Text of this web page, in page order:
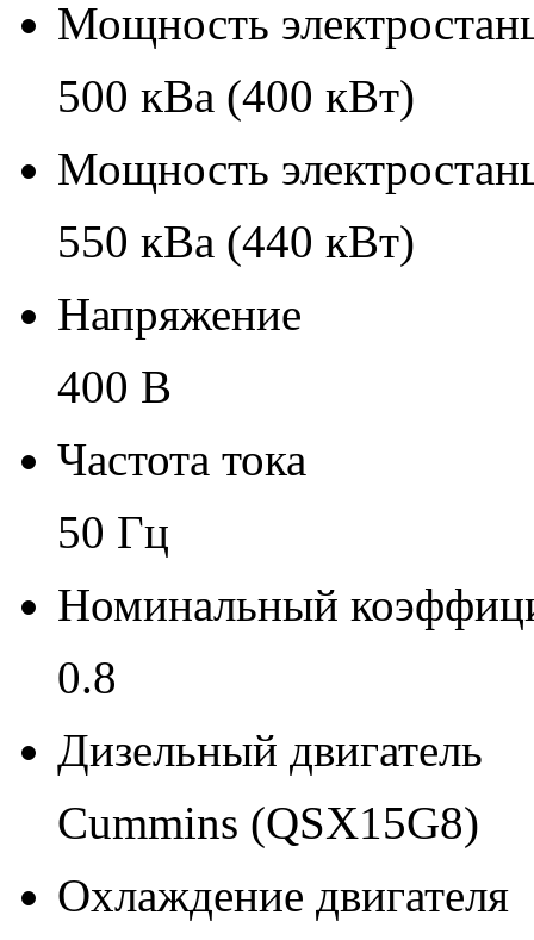
Мощность
500 кВа (400 кВт)
Мощность
550 кВа (440 кВт)
Напряжение
400 В
Частота тока
50 Гц
Номинальный
0.8
Дизельный двигатель
Cummins (QSX15G8)
Охлаждение двигателя